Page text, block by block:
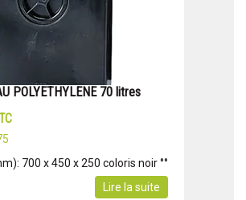
POLYETHYLENE 70 litres
700 x 450 x 250 coloris noir °°
Lire la suite